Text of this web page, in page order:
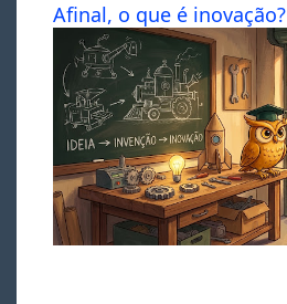
Afinal, o que é inovação?